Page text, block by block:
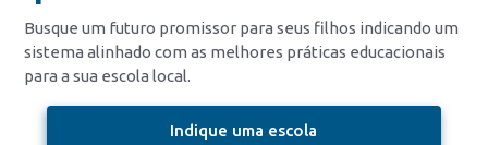
Busque um futuro promissor para seus filhos indicando um
sistema alinhado com as melhores práticas educacionais
para a sua escola local.
Indique uma escola